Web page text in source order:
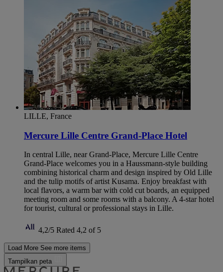
LILLE, France
Mercure Lille Centre Grand-Place Hotel
In central Lille, near Grand-Place, Mercure Lille Centre
Grand-Place welcomes you in a Haussmann-style building
combining historical charm and design inspired by Old Lille
and the tulip motifs of artist Kusama. Enjoy breakfast with
local flavors, a warm bar with cold cut boards, an equipped
meeting room and some rooms with a balcony. A 4-star hotel
for tourist, cultural or professional stays in Lille.
4,2/5 Rated 4,2 of 5
Load More See more items
Tampilkan peta